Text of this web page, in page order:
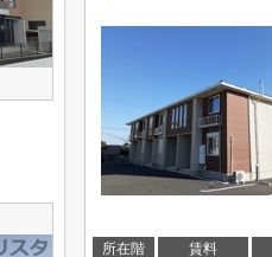
所在階 賃料